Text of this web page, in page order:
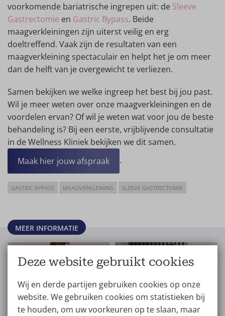
voorkomende bariatrische ingrepen uit: de Sleeve
Gastrectomie en Gastric Bypass. Beide
maagverkleiningen zijn uiterst veilig en erg
doeltreffend. Vaak zijn de resultaten van een
maagverkleining spectaculair en helpt het je om meer
dan de helft van je overgewicht te verliezen.
Samen bekijken we welke ingreep het best bij jou past.
Wil je meer weten over onze maagverkleiningen en de
voordelen ervan? Of wil je weten wat voor jou de beste
behandeling is? Bij een eerste, vrijblijvende consultatie
in de Wellness Kliniek bekijken we dit samen.
Maak hier jouw afspraak
.
GASTRIC BYPASS MAAGVERKLEINING SLEEVE GASTRECTOMIE
MEER INFORMATIE
Gastric Bypass
Prijs van een Gastric
Bypass
Deze website gebruikt cookies
Wij en derde partijen gebruiken cookies op onze
website. We gebruiken cookies om statistieken bij
te houden, om uw voorkeuren op te slaan, maar